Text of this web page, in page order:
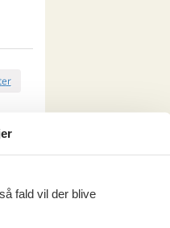
fald vil der blive